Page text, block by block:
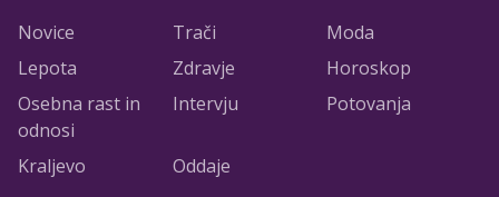
Novice Trači
Moda
Lepota
Zdravje
Horoskop
Osebna rast in
odnosi
Intervju Potovanja
Kraljevo Oddaje